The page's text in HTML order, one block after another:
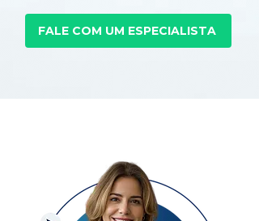
FALE COM UM ESPECIALISTA